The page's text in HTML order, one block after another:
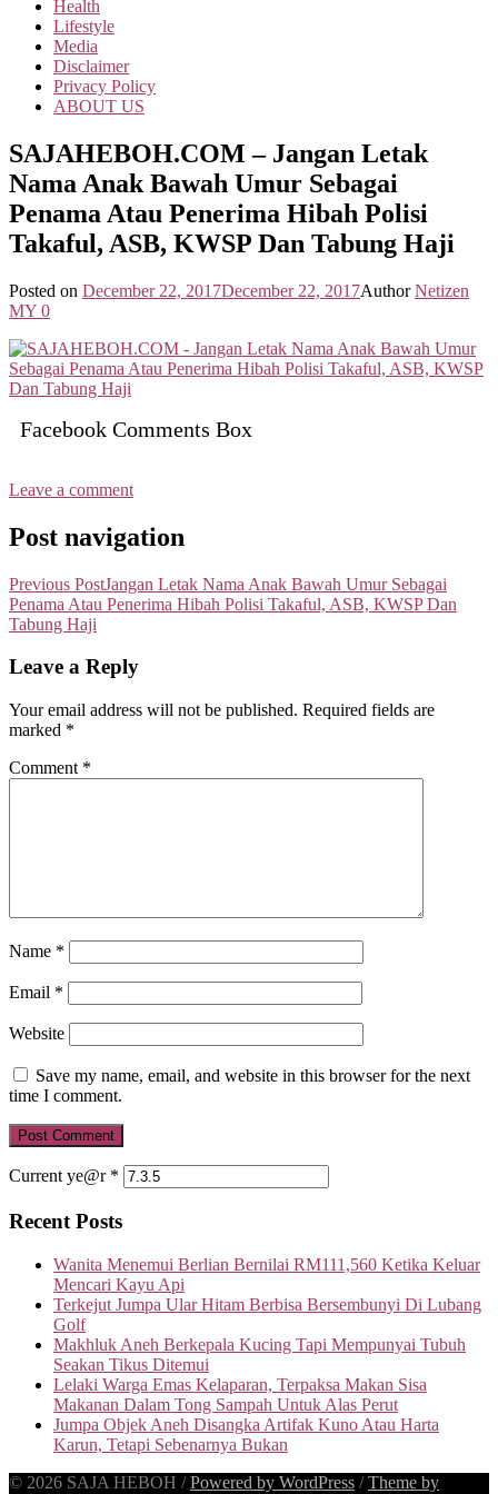
Health
Lifestyle
Media
Disclaimer
Privacy Policy
ABOUT US
SAJAHEBOH.COM – Jangan Letak
Nama Anak Bawah Umur Sebagai
Penama Atau Penerima Hibah Polisi
Takaful, ASB, KWSP Dan Tabung Haji
Posted on December 22, 2017December 22, 2017Author Netizen
MY 0
Facebook Comments Box
Leave a comment
Post navigation
Previous PostJangan Letak Nama Anak Bawah Umur Sebagai
Penama Atau Penerima Hibah Polisi Takaful, ASB, KWSP Dan
Tabung Haji
Leave a Reply
Your email address will not be published. Required fields are
marked *
Comment *
Name *
Email *
Website
Save my name, email, and website in this browser for the next
time I comment.
Current ye@r *
Recent Posts
Wanita Menemui Berlian Bernilai RM111,560 Ketika Keluar
Mencari Kayu Api
Terkejut Jumpa Ular Hitam Berbisa Bersembunyi Di Lubang
Golf
Makhluk Aneh Berkepala Kucing Tapi Mempunyai Tubuh
Seakan Tikus Ditemui
Lelaki Warga Emas Kelaparan, Terpaksa Makan Sisa
Makanan Dalam Tong Sampah Untuk Alas Perut
Jumpa Objek Aneh Disangka Artifak Kuno Atau Harta
Karun, Tetapi Sebenarnya Bukan
© 2026 SAJA HEBOH / Powered by WordPress / Theme by